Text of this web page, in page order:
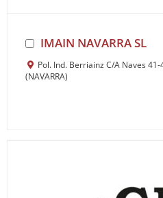
IMAIN NAVARRA SL
Pol. Ind. Berriainz C/A Naves
(NAVARRA)